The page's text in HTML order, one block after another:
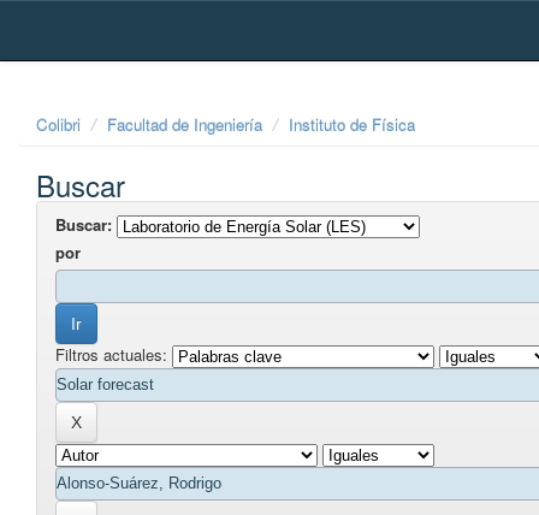
Skip
Colibri Facultad de Ingeniería Instituto de Física
Buscar
Buscar:
por
Filtros actuales: